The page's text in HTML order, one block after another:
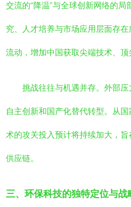
交流的“降温”与全球创新网络的局
究、人才培养与市场应用层面存
流动，增加中国获取尖端技术、顶
挑战往往与机遇并存。外部
自主创新和国产化替代转型。从
术的攻关投入预计将持续加大，
供应链。
三、环保科技的独特定位与战